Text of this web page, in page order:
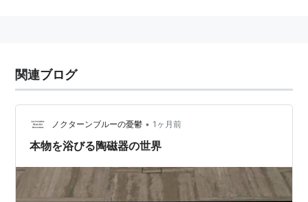
東洋陶磁のコレクションとしては、東京の出光美術館と
関連ブログ
ノクターンブルーの憂鬱 • 1ヶ月前
本物を浴びる陶磁器の世界